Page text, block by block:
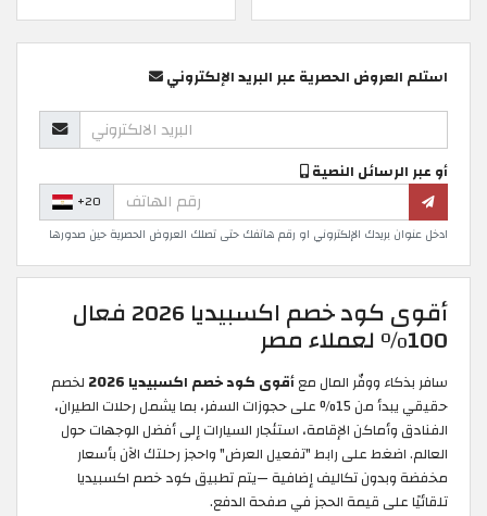
استلم العروض الحصرية عبر البريد الإلكتروني
أو عبر الرسائل النصية
+20
ادخل عنوان بريدك الإلكتروني او رقم هاتفك حتى تصلك العروض الحصرية حين صدورها
أقوى كود خصم اكسبيديا 2026 فعال
100% لعملاء مصر
سافر بذكاء ووفّر المال معأقوى كود خصم اكسبيديا 2026
لخصم
حقيقي يبدأ من 15% على حجوزات السفر، بما يشمل رحلات الطيران،
الفنادق وأماكن الإقامة، استئجار السيارات إلى أفضل الوجهات حول
العالم. اضغط على رابط "تفعيل العرض" واحجز رحلتك الآن بأسعار
مخفضة وبدون تكاليف إضافية —يتم تطبيق كود خصم اكسبيديا
تلقائيًا على قيمة الحجز في صفحة الدفع.